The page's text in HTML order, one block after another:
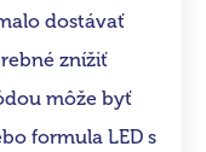
dostávať
znížiť
môže byť
formula LED s